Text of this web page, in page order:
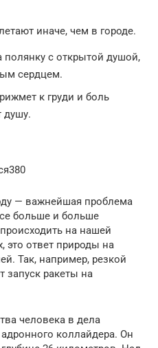
иначе, чем в городе.
полянку с открытой душой,
сердцем.
к груди и боль
душу.
— важнейшая проблема
больше и больше
на нашей
это ответ природы на
Так, например, резкой
запуск ракеты на
человека в дела
коллайдера. Он